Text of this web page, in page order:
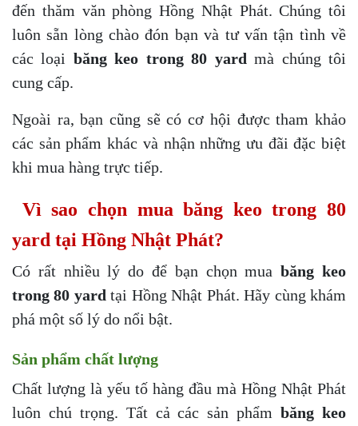
đến thăm văn phòng Hồng Nhật Phát. Chúng tôi
luôn sẵn lòng chào đón bạn và tư vấn tận tình về
các loại băng keo trong 80 yard mà chúng tôi
cung cấp.
Ngoài ra, bạn cũng sẽ có cơ hội được tham khảo
các sản phẩm khác và nhận những ưu đãi đặc biệt
khi mua hàng trực tiếp.
Vì sao chọn mua băng keo trong 80
yard tại Hồng Nhật Phát?
Có rất nhiều lý do để bạn chọn muabăng keo
trong 80 yard tại Hồng Nhật Phát. Hãy cùng khám
phá một số lý do nổi bật.
Sản phẩm chất lượng
Chất lượng là yếu tố hàng đầu mà Hồng Nhật Phát
luôn chú trọng. Tất cả các sản phẩmbăng keo